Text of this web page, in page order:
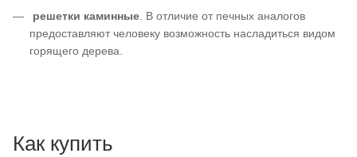
решетки каминные. В отличие от печных аналогов
предоставляют человеку возможность насладиться видом
горящего дерева.
Как купить